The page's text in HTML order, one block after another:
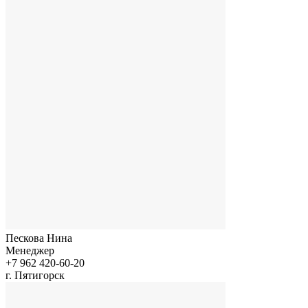
Пескова Нина
Менеджер
+7 962 420-60-20
г. Пятигорск